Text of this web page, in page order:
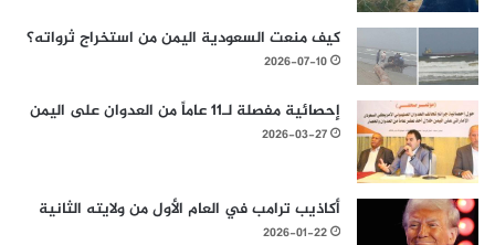
كيف منعت السعودية اليمن من استخراج ثرواته؟
2026-07-10
إحصائية مفصلة لـ11 عاماً من العدوان على اليمن
2026-03-27
أكاذيب ترامب في العام الأول من ولايته الثانية
2026-01-22